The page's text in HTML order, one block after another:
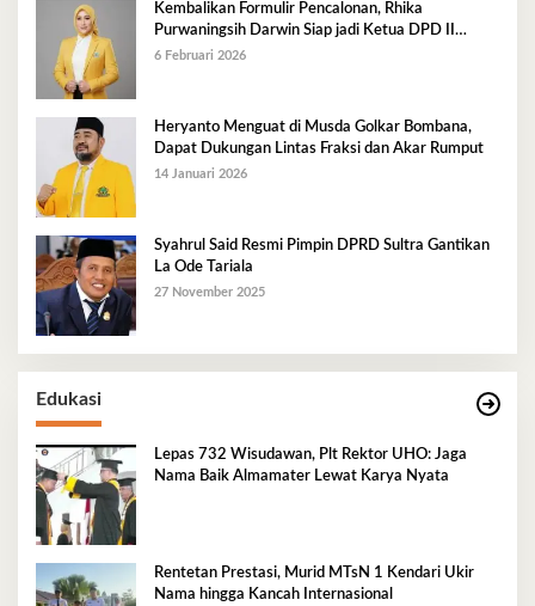
Kembalikan Formulir Pencalonan, Rhika
Purwaningsih Darwin Siap jadi Ketua DPD II
Golkar Mubar
6 Februari 2026
Heryanto Menguat di Musda Golkar Bombana,
Dapat Dukungan Lintas Fraksi dan Akar Rumput
14 Januari 2026
Syahrul Said Resmi Pimpin DPRD Sultra Gantikan
La Ode Tariala
27 November 2025
Edukasi
Lepas 732 Wisudawan, Plt Rektor UHO: Jaga
Nama Baik Almamater Lewat Karya Nyata
Rentetan Prestasi, Murid MTsN 1 Kendari Ukir
Nama hingga Kancah Internasional